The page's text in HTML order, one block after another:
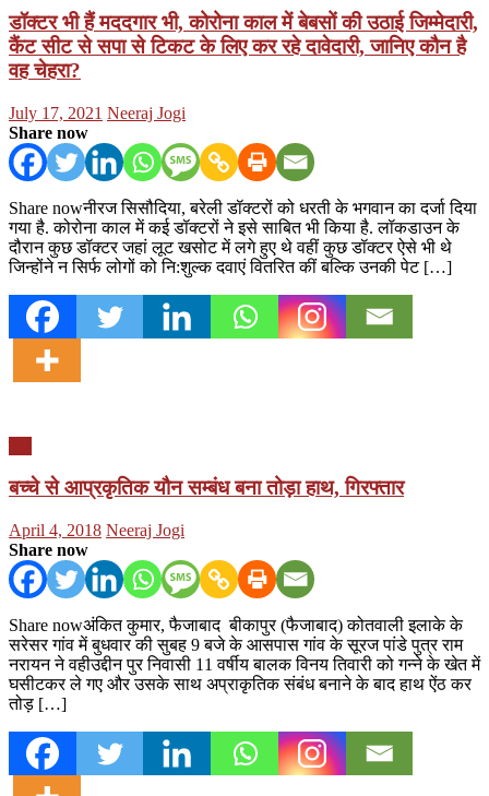
डॉक्टर भी हैं मददगार भी, कोरोना काल में बेबसों की उठाई जिम्मेदारी,
कैंट सीट से सपा से टिकट के लिए कर रहे दावेदारी, जानिए कौन है
वह चेहरा?
Posted
on
July 17, 2021 Author
Neeraj Jogi
Share now
Share nowनीरज सिसौदिया, बरेली डॉक्टरों को धरती के भगवान का दर्जा दिया
गया है. कोरोना काल में कई डॉक्टरों ने इसे साबित भी किया है. लॉकडाउन के
दौरान कुछ डॉक्टर जहां लूट खसोट में लगे हुए थे वहीं कुछ डॉक्टर ऐसे भी थे
जिन्होंने न सिर्फ लोगों को नि:शुल्क दवाएं वितरित कीं बल्कि उनकी पेट […]
बच्चे से आप्रकृतिक यौन सम्बंध बना तोड़ा हाथ, गिरफ्तार
Posted
on
April 4, 2018 Author
Neeraj Jogi
Share now
Share nowअंकित कुमार, फैजाबाद बीकापुर (फैजाबाद) कोतवाली इलाके के
सरेसर गांव में बुधवार की सुबह 9 बजे के आसपास गांव के सूरज पांडे पुत्र राम
नरायन ने वहीउद्दीन पुर निवासी 11 वर्षीय बालक विनय तिवारी को गन्ने के खेत में
घसीटकर ले गए और उसके साथ अप्राकृतिक संबंध बनाने के बाद हाथ ऐंठ कर
तोड़ […]